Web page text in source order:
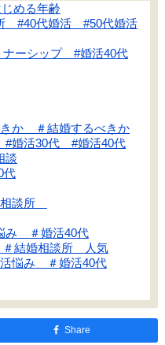
める年齢
#40代婚活 #50代婚活
ーシップ #婚活40代
きか ＃結婚するべきか
婚活30代 #婚活40代
談
代
談所
み ＃婚活40代
結婚相談所 人気
悩み ＃婚活40代
Share